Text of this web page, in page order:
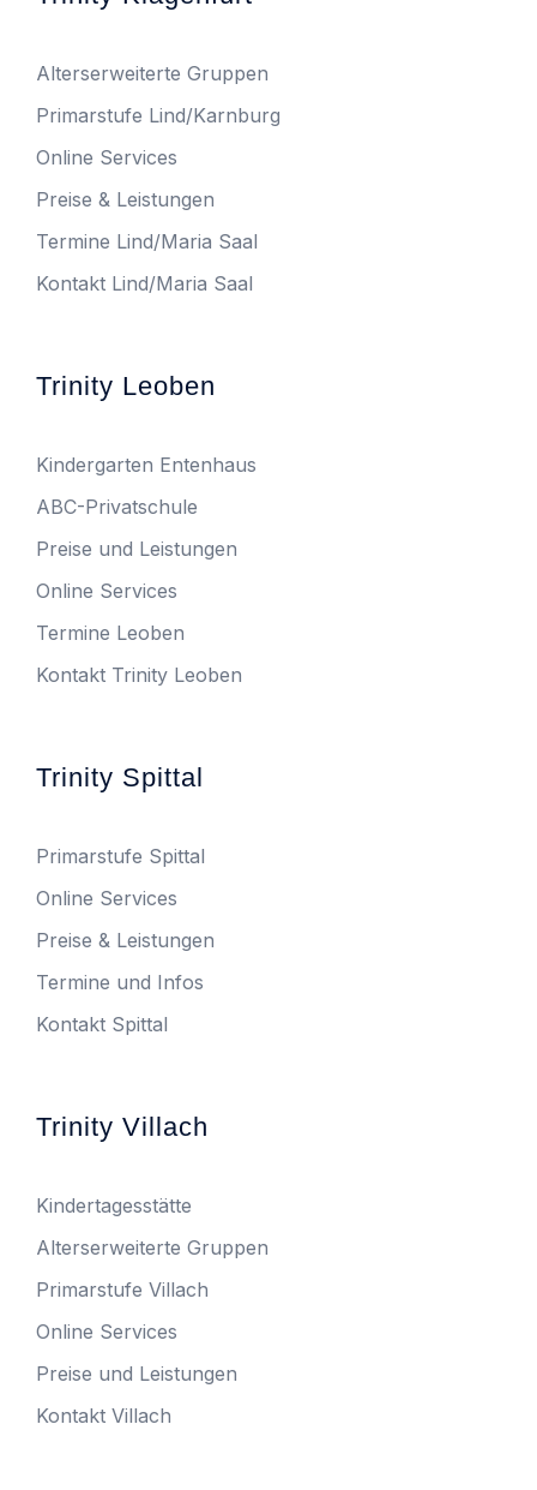
Alterserweiterte Gruppen
Primarstufe Lind/Karnburg
Online Services
Preise & Leistungen
Termine Lind/Maria Saal
Kontakt Lind/Maria Saal
Trinity Leoben
Kindergarten Entenhaus
ABC-Privatschule
Preise und Leistungen
Online Services
Termine Leoben
Kontakt Trinity Leoben
Trinity Spittal
Primarstufe Spittal
Online Services
Preise & Leistungen
Termine und Infos
Kontakt Spittal
Trinity Villach
Kindertagesstätte
Alterserweiterte Gruppen
Primarstufe Villach
Online Services
Preise und Leistungen
Kontakt Villach